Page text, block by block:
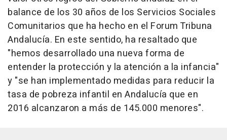
balance de los 30 años de los Servicios Sociales
Comunitarios que ha hecho en el Forum Tribuna
Andalucía. En este sentido, ha resaltado que
"hemos desarrollado una nueva forma de
entender la protección y la atención a la infancia"
y "se han implementado medidas para reducir la
tasa de pobreza infantil en Andalucía que en
2016 alcanzaron a más de 145.000 menores".